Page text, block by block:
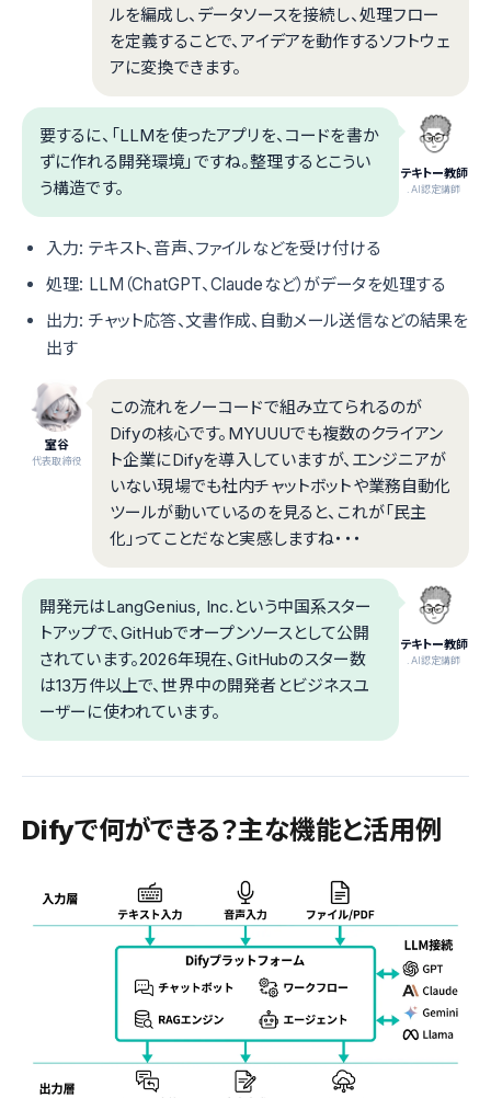
ルを編成し、データソースを接続し、処理フロー
を定義することで、アイデアを動作するソフトウェ
アに変換できます。
テキトー教師
.AI認定講師
要するに、「LLMを使ったアプリを、コードを書か
ずに作れる開発環境」ですね。整理するとこうい
う構造です。
入力: テキスト、音声、ファイルなどを受け付ける
処理: LLM（ChatGPT、Claudeなど）がデータを処理する
出力: チャット応答、文書作成、自動メール送信などの結果を
出す
室谷
代表取締役
この流れをノーコードで組み立てられるのが
Difyの核心です。MYUUUでも複数のクライアン
ト企業にDifyを導入していますが、エンジニアが
いない現場でも社内チャットボットや業務自動化
ツールが動いているのを見ると、これが「民主
化」ってことだなと実感しますね・・・
テキトー教師
.AI認定講師
開発元はLangGenius, Inc.という中国系スター
トアップで、GitHubでオープンソースとして公開
されています。2026年現在、GitHubのスター数
は13万件以上で、世界中の開発者とビジネスユ
ーザーに使われています。
Difyで何ができる？主な機能と活用例